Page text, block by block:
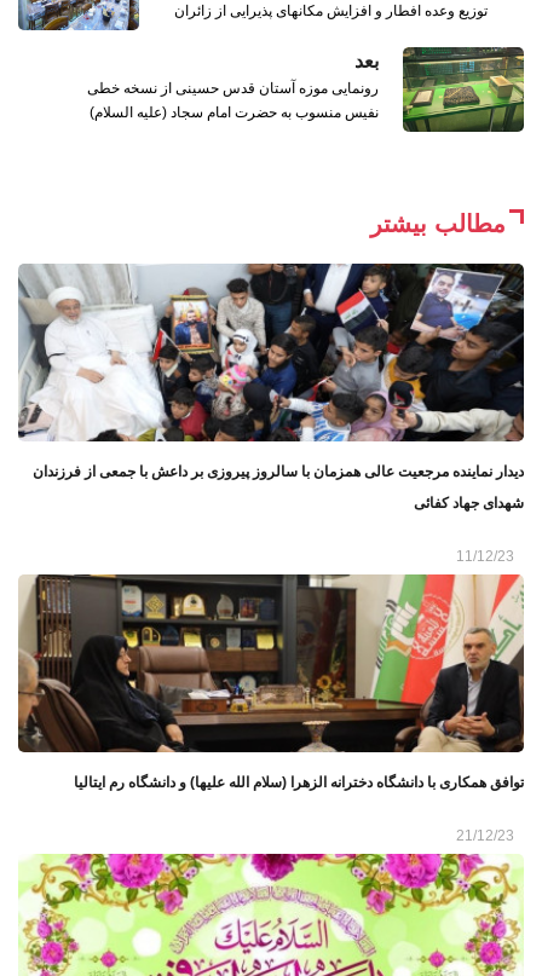
توزیع وعده افطار و افزایش مکانهای پذیرایی از زائران
بعد
رونمایی موزه آستان قدس حسینی از نسخه خطی
نفیس منسوب به حضرت امام سجاد (علیه السلام)
مطالب بیشتر
دیدار نماینده مرجعیت عالی همزمان با سالروز پیروزی بر داعش با جمعی از فرزندان
شهدای جهاد کفائی
11/12/23
توافق همکاری با دانشگاه دخترانه الزهرا (سلام الله علیها) و دانشگاه رم ایتالیا
21/12/23